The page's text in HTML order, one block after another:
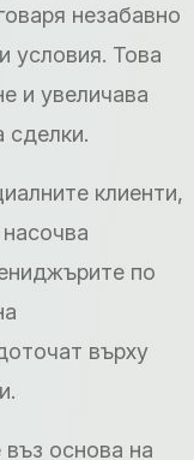
незабавно
условия. Това
и увеличава
сделки.
клиенти,
по
върху
основа на